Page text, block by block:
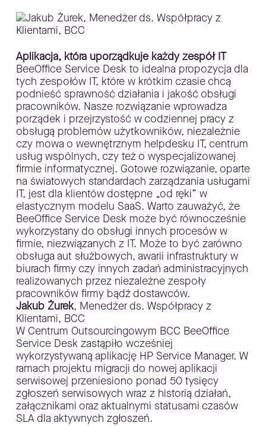
Aplikacja, która uporządkuje każdy zespół IT
BeeOffice Service Desk to idealna propozycja dla
tych zespołów IT, które w krótkim czasie chcą
podnieść sprawność działania i jakość obsługi
pracowników. Nasze rozwiązanie wprowadza
porządek i przejrzystość w codziennej pracy z
obsługą problemów użytkowników, niezależnie
czy mowa o wewnętrznym helpdesku IT, centrum
usług wspólnych, czy też o wyspecjalizowanej
firmie informatycznej. Gotowe rozwiązanie, oparte
na światowych standardach zarządzania usługami
IT, jest dla klientów dostępne „od ręki” w
elastycznym modelu SaaS. Warto zauważyć, że
BeeOffice Service Desk może być równocześnie
wykorzystany do obsługi innych procesów w
firmie, niezwiązanych z IT. Może to być zarówno
obsługa aut służbowych, awarii infrastruktury w
biurach firmy czy innych zadań administracyjnych
realizowanych przez niezależne zespoły
pracowników firmy bądź dostawców.
Jakub Żurek, Menedżer ds. Współpracy z
Klientami, BCC
W Centrum Outsourcingowym BCC BeeOffice
Service Desk zastąpiło wcześniej
wykorzystywaną aplikację HP Service Manager. W
ramach projektu migracji do nowej aplikacji
serwisowej przeniesiono ponad 50 tysięcy
zgłoszeń serwisowych wraz z historią działań,
załącznikami oraz aktualnymi statusami czasów
SLA dla aktywnych zgłoszeń.